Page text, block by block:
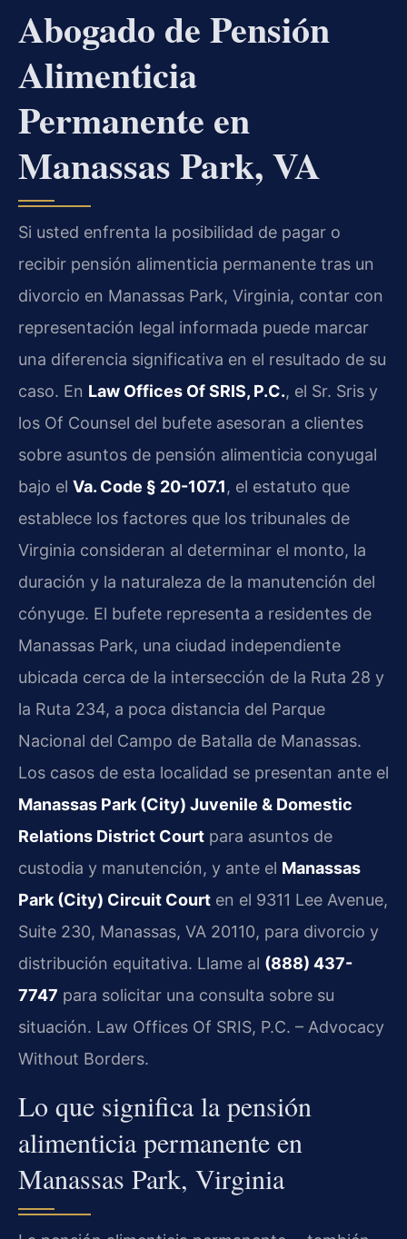
Abogado de Pensión
Alimenticia
Permanente en
Manassas Park, VA
Si usted enfrenta la posibilidad de pagar o
recibir pensión alimenticia permanente tras un
divorcio en Manassas Park, Virginia, contar con
representación legal informada puede marcar
una diferencia significativa en el resultado de su
caso. En Law Offices Of SRIS, P.C., el Sr. Sris y
los Of Counsel del bufete asesoran a clientes
sobre asuntos de pensión alimenticia conyugal
bajo el Va. Code § 20-107.1, el estatuto que
establece los factores que los tribunales de
Virginia consideran al determinar el monto, la
duración y la naturaleza de la manutención del
cónyuge. El bufete representa a residentes de
Manassas Park, una ciudad independiente
ubicada cerca de la intersección de la Ruta 28 y
la Ruta 234, a poca distancia del Parque
Nacional del Campo de Batalla de Manassas.
Los casos de esta localidad se presentan ante el
Manassas Park (City) Juvenile & Domestic
Relations District Court para asuntos de
custodia y manutención, y ante el Manassas
Park (City) Circuit Court en el 9311 Lee Avenue,
Suite 230, Manassas, VA 20110, para divorcio y
distribución equitativa. Llame al (888) 437-
7747 para solicitar una consulta sobre su
situación. Law Offices Of SRIS, P.C. – Advocacy
Without Borders.
Lo que significa la pensión
alimenticia permanente en
Manassas Park, Virginia